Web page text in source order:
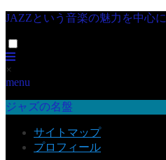
JAZZという音楽の魅力を中心に
×
menu
ジャズの名盤
サイトマップ
プロフィール